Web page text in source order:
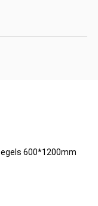
600*1200mm